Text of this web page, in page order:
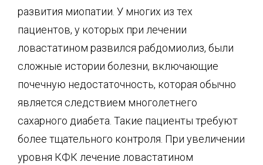
развития миопатии. У многих из тех
пациентов, у которых при лечении
ловастатином развился рабдомиолиз, были
сложные истории болезни, включающие
почечную недостаточность, которая обычно
является следствием многолетнего
сахарного диабета. Такие пациенты требуют
более тщательного контроля. При увеличении
уровня КФК лечение ловастатином